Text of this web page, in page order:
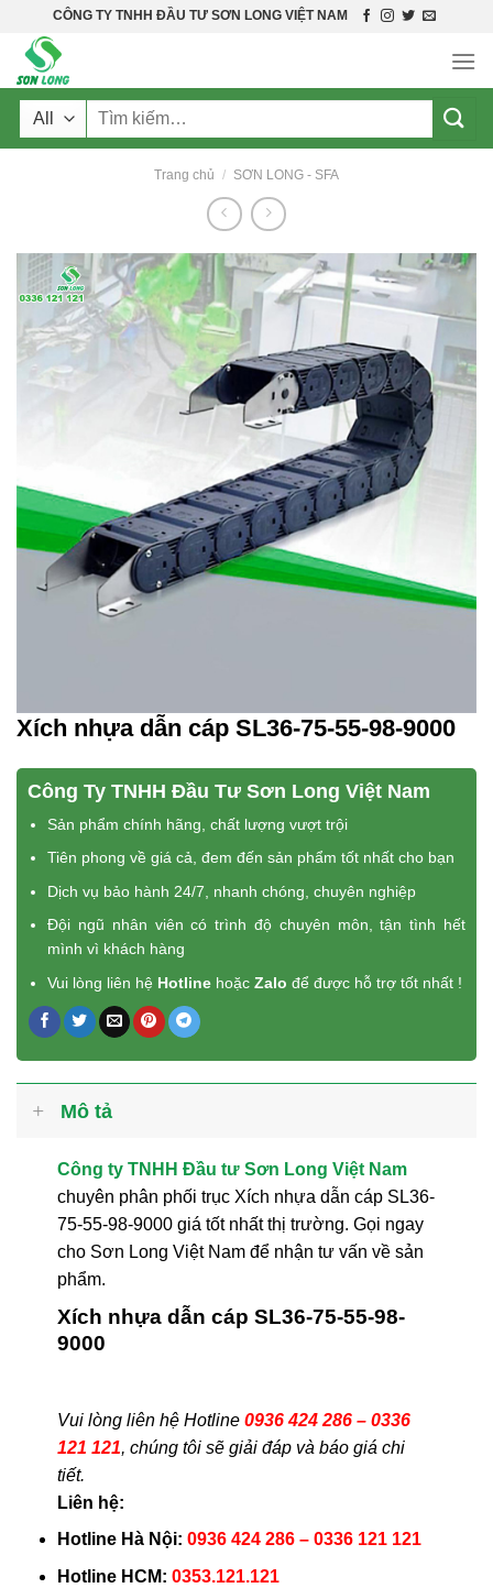
content
CÔNG TY TNHH ĐẦU TƯ SƠN LONG VIỆT NAM
Tìm
Trang chủ / SƠN LONG - SFA
Xích nhựa dẫn cáp SL36-75-55-98-9000
Công Ty TNHH Đầu Tư Sơn Long Việt Nam
Sản phẩm chính hãng, chất lượng vượt trội
Tiên phong về giá cả, đem đến sản phẩm tốt nhất cho bạn
Dịch vụ bảo hành 24/7, nhanh chóng, chuyên nghiệp
Đội ngũ nhân viên có trình độ chuyên môn, tận tình hết
mình vì khách hàng
Vui lòng liên hệ Hotline hoặcZalo để được hỗ trợ tốt nhất !
Mô tả
Công ty TNHH Đầu tư Sơn Long Việt Nam
chuyên phân phối trục Xích nhựa dẫn cáp SL36-
75-55-98-9000 giá tốt nhất thị trường. Gọi ngay
cho Sơn Long Việt Nam để nhận tư vấn về sản
phẩm.
Xích nhựa dẫn cáp SL36-75-55-98-
9000
Vui lòng liên hệ Hotline 0936 424 286 – 0336
121 121, chúng tôi sẽ giải đáp và báo giá chi
tiết.
Liên hệ:
Hotline Hà Nội: 0936 424 286 – 0336 121 121
Hotline HCM: 0353.121.121